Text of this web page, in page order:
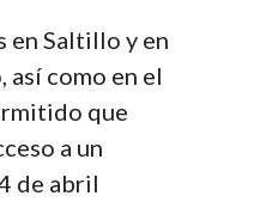
en Saltillo y en
así como en el
que
a un
de abril